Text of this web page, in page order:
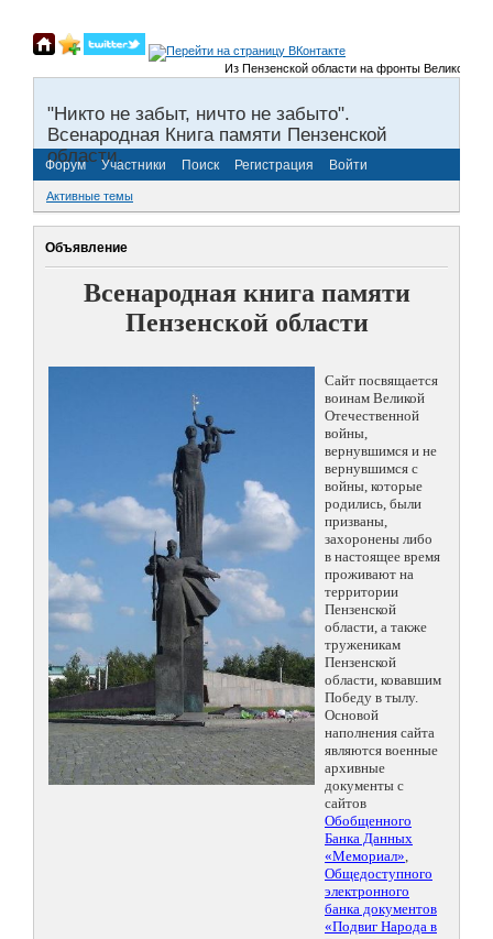
Из Пензенской области на фронты Великой
"Никто не забыт, ничто не забыто".
Всенародная Книга памяти Пензенской
области.
Форум Участники Поиск Регистрация Войти
Активные темы
Объявление
Всенародная книга памяти
Пензенской области
Сайт посвящается
воинам Великой
Отечественной
войны,
вернувшимся и не
вернувшимся с
войны, которые
родились, были
призваны,
захоронены либо
в настоящее время
проживают на
территории
Пензенской
области, а также
труженикам
Пензенской
области, ковавшим
Победу в тылу.
Основой
наполнения сайта
являются военные
архивные
документы с
сайтов
Обобщенного
Банка Данных
«Мемориал»,
Общедоступного
электронного
банка документов
«Подвиг Народа в